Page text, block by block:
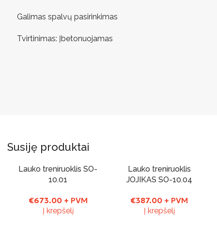
Galimas spalvų pasirinkimas
Tvirtinimas: Įbetonuojamas
Susiję produktai
Lauko treniruoklis SO-
10.01
€673.00+ PVM
Į krepšelį
Lauko treniruoklis
JOJIKAS SO-10.04
€387.00 + PVM
Į krepšelį